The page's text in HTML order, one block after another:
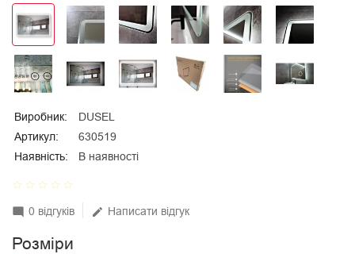
Виробник:
DUSEL
Артикул:
630519
Наявність:
В наявності
star_border star_border star_border star_border star_border
mode_comment 0 відгуків edit Написати відгук
Розміри